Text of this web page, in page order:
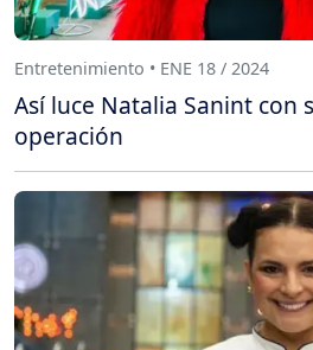
Entretenimiento • ENE 18 / 2024
Así luce Natalia Sanint con
operación